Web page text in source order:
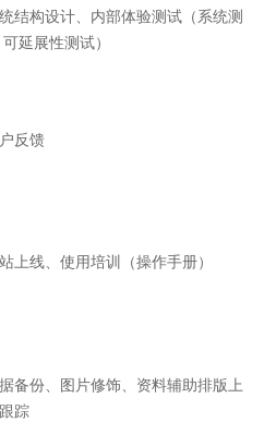
结构设计、内部体验测试（系统测
延展性测试）
反馈
上线、使用培训（操作手册）
备份、图片修饰、资料辅助排版上
踪